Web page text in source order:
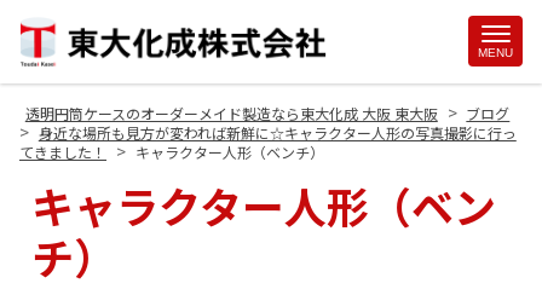
MENU
透明円筒ケースのオーダーメイド製造なら東大化成 大阪 東大阪 > ブログ
> 身近な場所も見方が変われば新鮮に☆キャラクター人形の写真撮影に行っ
てきました！
> キャラクター人形（ベンチ）
キャラクター人形（ベン
チ）
Site
Footer